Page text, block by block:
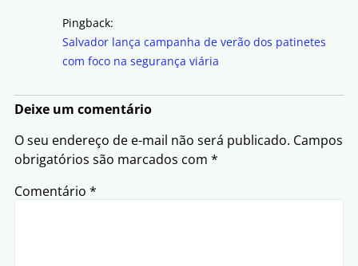
Pingback:
Salvador lança campanha de verão dos patinetes
com foco na segurança viária
Deixe um comentário
O seu endereço de e-mail não será publicado. Campos
obrigatórios são marcados com *
Comentário *